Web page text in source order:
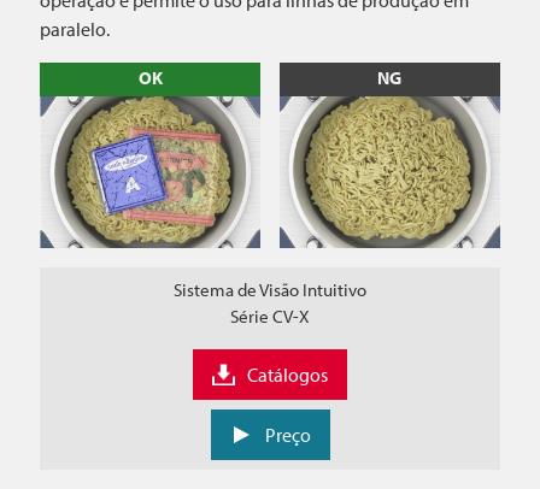
paralelo.
OK NG
Sistema de Visão Intuitivo
Série CV-X
Catálogos
Preço